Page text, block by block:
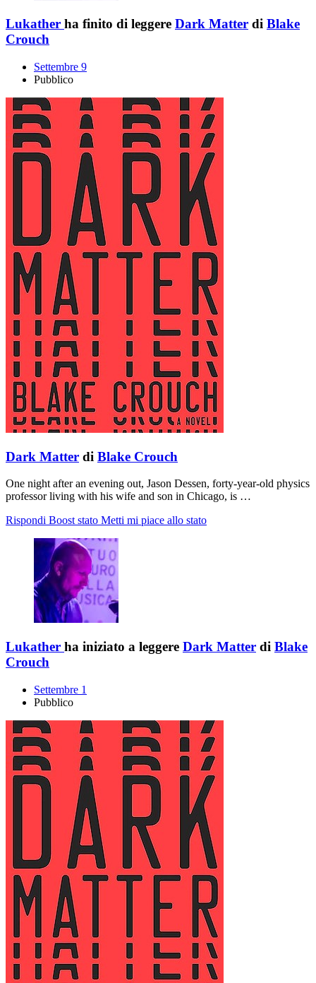
Lukather ha finito di leggere Dark Matter di Blake
Crouch
Settembre 9
Pubblico
Dark Matter di Blake Crouch
One night after an evening out, Jason Dessen, forty-year-old physics
professor living with his wife and son in Chicago, is …
Rispondi Boost stato Metti mi piace allo stato
Lukather ha iniziato a leggere Dark Matter di Blake
Crouch
Settembre 1
Pubblico